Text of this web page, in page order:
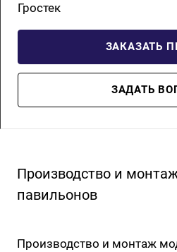
Гростек
ЗАКАЗАТЬ
ЗАДАТЬ
Производство и
павильонов
Производство и монтаж